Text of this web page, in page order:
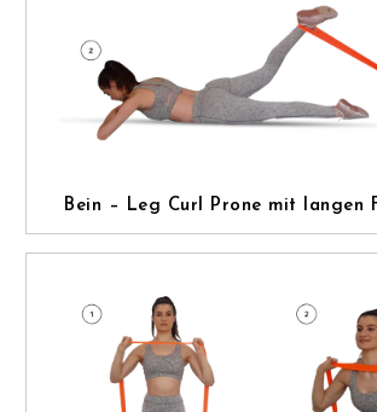
Bein – Leg Curl Prone mit langen